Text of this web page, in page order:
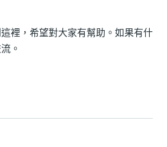
裡，希望對大家有幫助。如果有什
。